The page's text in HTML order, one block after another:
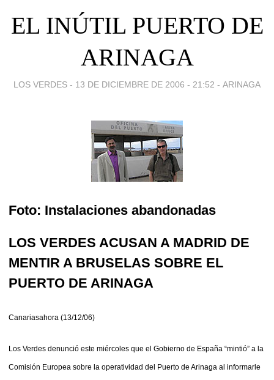
EL INÚTIL PUERTO DE
ARINAGA
LOS VERDES - 13 DE DICIEMBRE DE 2006 - 21:52 - ARINAGA
Foto: Instalaciones abandonadas
LOS VERDES ACUSAN A MADRID DE
MENTIR A BRUSELAS SOBRE EL
PUERTO DE ARINAGA
Canariasahora (13/12/06)
Los Verdes denunció este miércoles que el Gobierno de España “mintió” a la
Comisión Europea sobre la operatividad del Puerto de Arinaga al informarle